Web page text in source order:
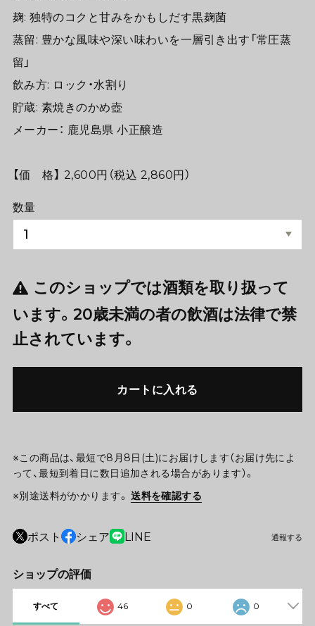
麹: 独特のコクと甘みをかもしだす黒麹菌
蒸留: 豊かな風味や深い味わいを一層引き出す「常圧蒸
留」
飲み方: ロック・水割り
貯蔵: 素焼きのかめ壺
メーカー： 鹿児島県 小正醸造
【価 格】 2,600円（税込 2,860円）
数量
このショップでは酒類を取り扱って
います。20歳未満の者の飲酒は法律で禁
止されています。
カートに入れる
※この商品は、最短で8月8日(土)にお届けします（お届け先によ
って、最短到着日に数日追加される場合があります）。
※別途送料がかかります。 送料を確認する
ポスト シェア LINE 通報する
ショップの評価
すべて 46 0 0